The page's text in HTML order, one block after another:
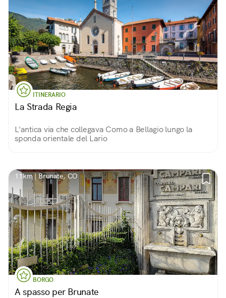
ITINERARIO
La Strada Regia
L'antica via che collegava Como a Bellagio lungo la
sponda orientale del Lario
11km | Brunate, CO
BORGO
A spasso per Brunate